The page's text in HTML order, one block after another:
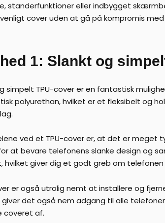
standerfunktioner eller indbygget
cover uden at gå på kompromis
1: Slankt og
simpelt TPU-cover er en fantastisk
polyurethan, hvilket er et fleksibelt og
ved et TPU-cover er, at det er meget
at bevare telefonens slanke design og
hvilket giver dig et godt greb om
er også utrolig nemt at installere og
giver det også nem adgang til alle
coveret af.